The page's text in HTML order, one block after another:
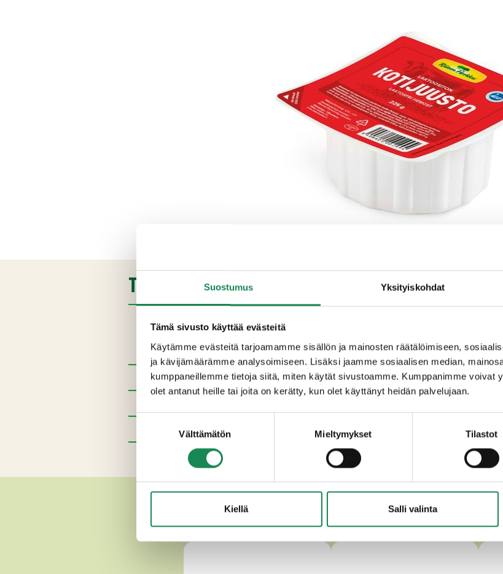
Suostumus Yksityiskohdat
Tämä sivusto käyttää evästeitä
Käytämme evästeitä tarjoamamme sisällön ja mainosten räätälöimiseen,
ja kävijämäärämme analysoimiseen. Lisäksi jaamme sosiaalisen median,
kumppaneillemme tietoja siitä, miten käytät sivustoamme. Kumppanimme voivat
olet antanut heille tai joita on kerätty, kun olet käyttänyt heidän palvelujaan.
Suostumuksen
Välttämätön Mieltymykset Tilastot
Kiellä Salli valinta
TUOTETIEDOT
Homogenoimaton pastöroitu (Suomi), mikrobiologinen juoksute, suola.
Pakkauskoot
Ravintosisältö
Lisätiedot
MUUT HERKULLISET PERINTEISET